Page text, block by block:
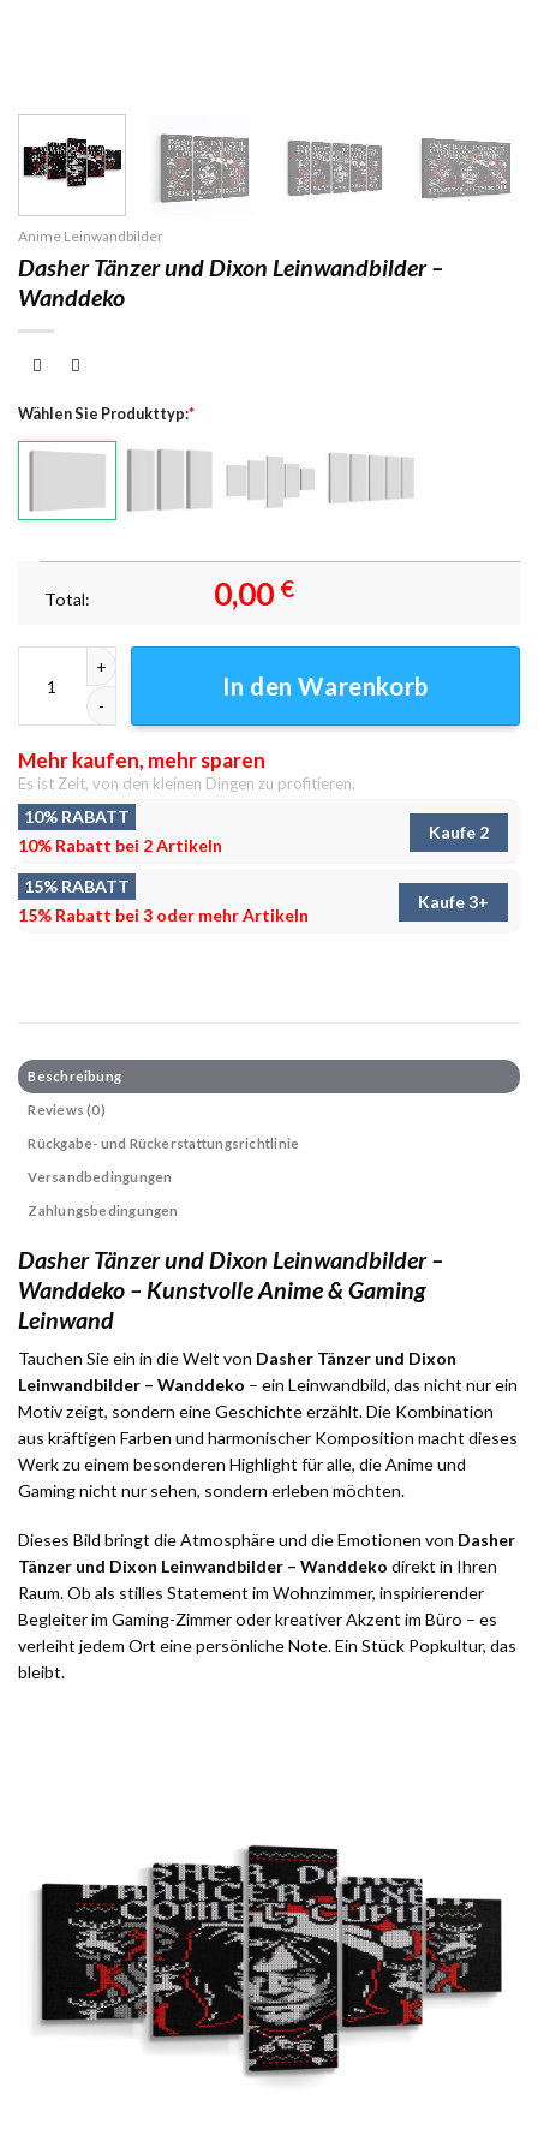
Anime Leinwandbilder
Dasher Tänzer und Dixon Leinwandbilder –
Wanddeko
Wählen Sie Produkttyp:*
Total: 0,00 €
In den Warenkorb
Mehr kaufen, mehr sparen
Es ist Zeit, von den kleinen Dingen zu profitieren.
10% RABATT
10% Rabatt bei 2 Artikeln
Kaufe 2
15% RABATT
15% Rabatt bei 3 oder mehr Artikeln
Kaufe 3+
Beschreibung
Reviews (0)
Rückgabe- und Rückerstattungsrichtlinie
Versandbedingungen
Zahlungsbedingungen
Dasher Tänzer und Dixon Leinwandbilder –
Wanddeko – Kunstvolle Anime & Gaming
Leinwand
Tauchen Sie ein in die Welt von Dasher Tänzer und Dixon
Leinwandbilder – Wanddeko – ein Leinwandbild, das nicht nur ein
Motiv zeigt, sondern eine Geschichte erzählt. Die Kombination
aus kräftigen Farben und harmonischer Komposition macht dieses
Werk zu einem besonderen Highlight für alle, die Anime und
Gaming nicht nur sehen, sondern erleben möchten.
Dieses Bild bringt die Atmosphäre und die Emotionen von Dasher
Tänzer und Dixon Leinwandbilder – Wanddeko direkt in Ihren
Raum. Ob als stilles Statement im Wohnzimmer, inspirierender
Begleiter im Gaming-Zimmer oder kreativer Akzent im Büro – es
verleiht jedem Ort eine persönliche Note. Ein Stück Popkultur, das
bleibt.